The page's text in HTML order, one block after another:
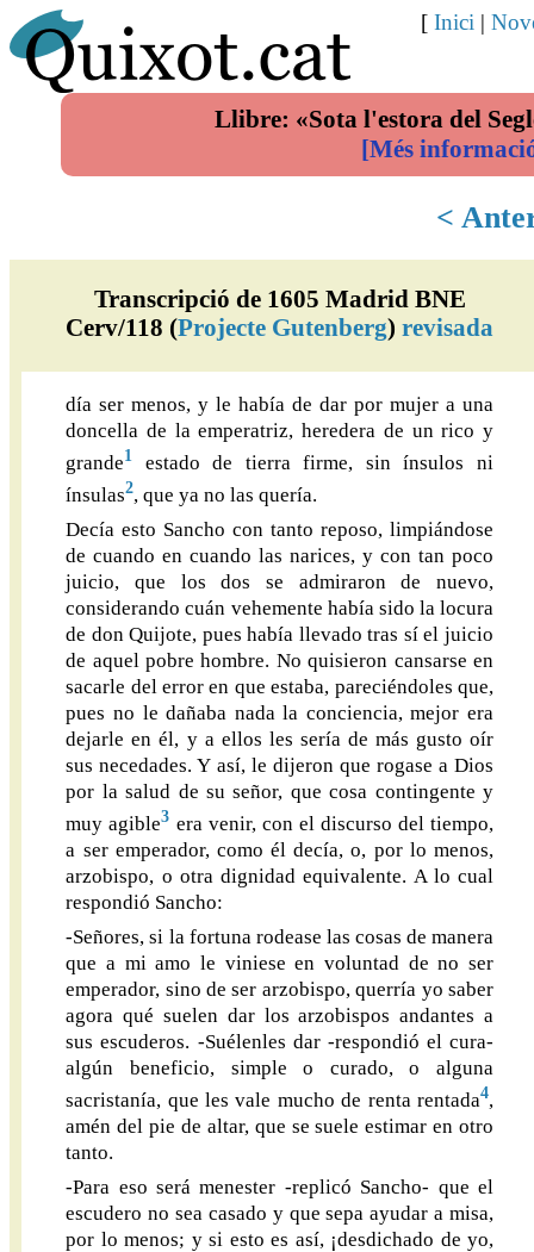
Llibre: «Sota l'estora del
[Més
[ Inici |
<
Transcripció de 1605 Madrid BNE
Cerv/118 (Projecte Gutenberg)revisada
día ser menos, y le había de dar por mujer a una
doncella de la emperatriz, heredera de un rico y
grande1
estado de tierra firme, sin ínsulos ni
ínsulas2, que ya no las quería.
Decía esto Sancho con tanto reposo, limpiándose
de cuando en cuando las narices, y con tan poco
juicio, que los dos se admiraron de nuevo,
considerando cuán vehemente había sido la locura
de don Quijote, pues había llevado tras sí el juicio
de aquel pobre hombre. No quisieron cansarse en
sacarle del error en que estaba, pareciéndoles que,
pues no le dañaba nada la conciencia, mejor era
dejarle en él, y a ellos les sería de más gusto oír
sus necedades. Y así, le dijeron que rogase a Dios
por la salud de su señor, que cosa contingente y
muy agible3 era venir, con el discurso del tiempo,
a ser emperador, como él decía, o, por lo menos,
arzobispo, o otra dignidad equivalente. A lo cual
respondió Sancho:
-Señores, si la fortuna rodease las cosas de manera
que a mi amo le viniese en voluntad de no ser
emperador, sino de ser arzobispo, querría yo saber
agora qué suelen dar los arzobispos andantes a
sus escuderos. -Suélenles dar -respondió el cura-
algún beneficio, simple o curado, o alguna
sacristanía, que les vale mucho de renta rentada4,
amén del pie de altar, que se suele estimar en otro
tanto.
-Para eso será menester -replicó Sancho- que el
escudero no sea casado y que sepa ayudar a misa,
por lo menos; y si esto es así, ¡desdichado de yo,